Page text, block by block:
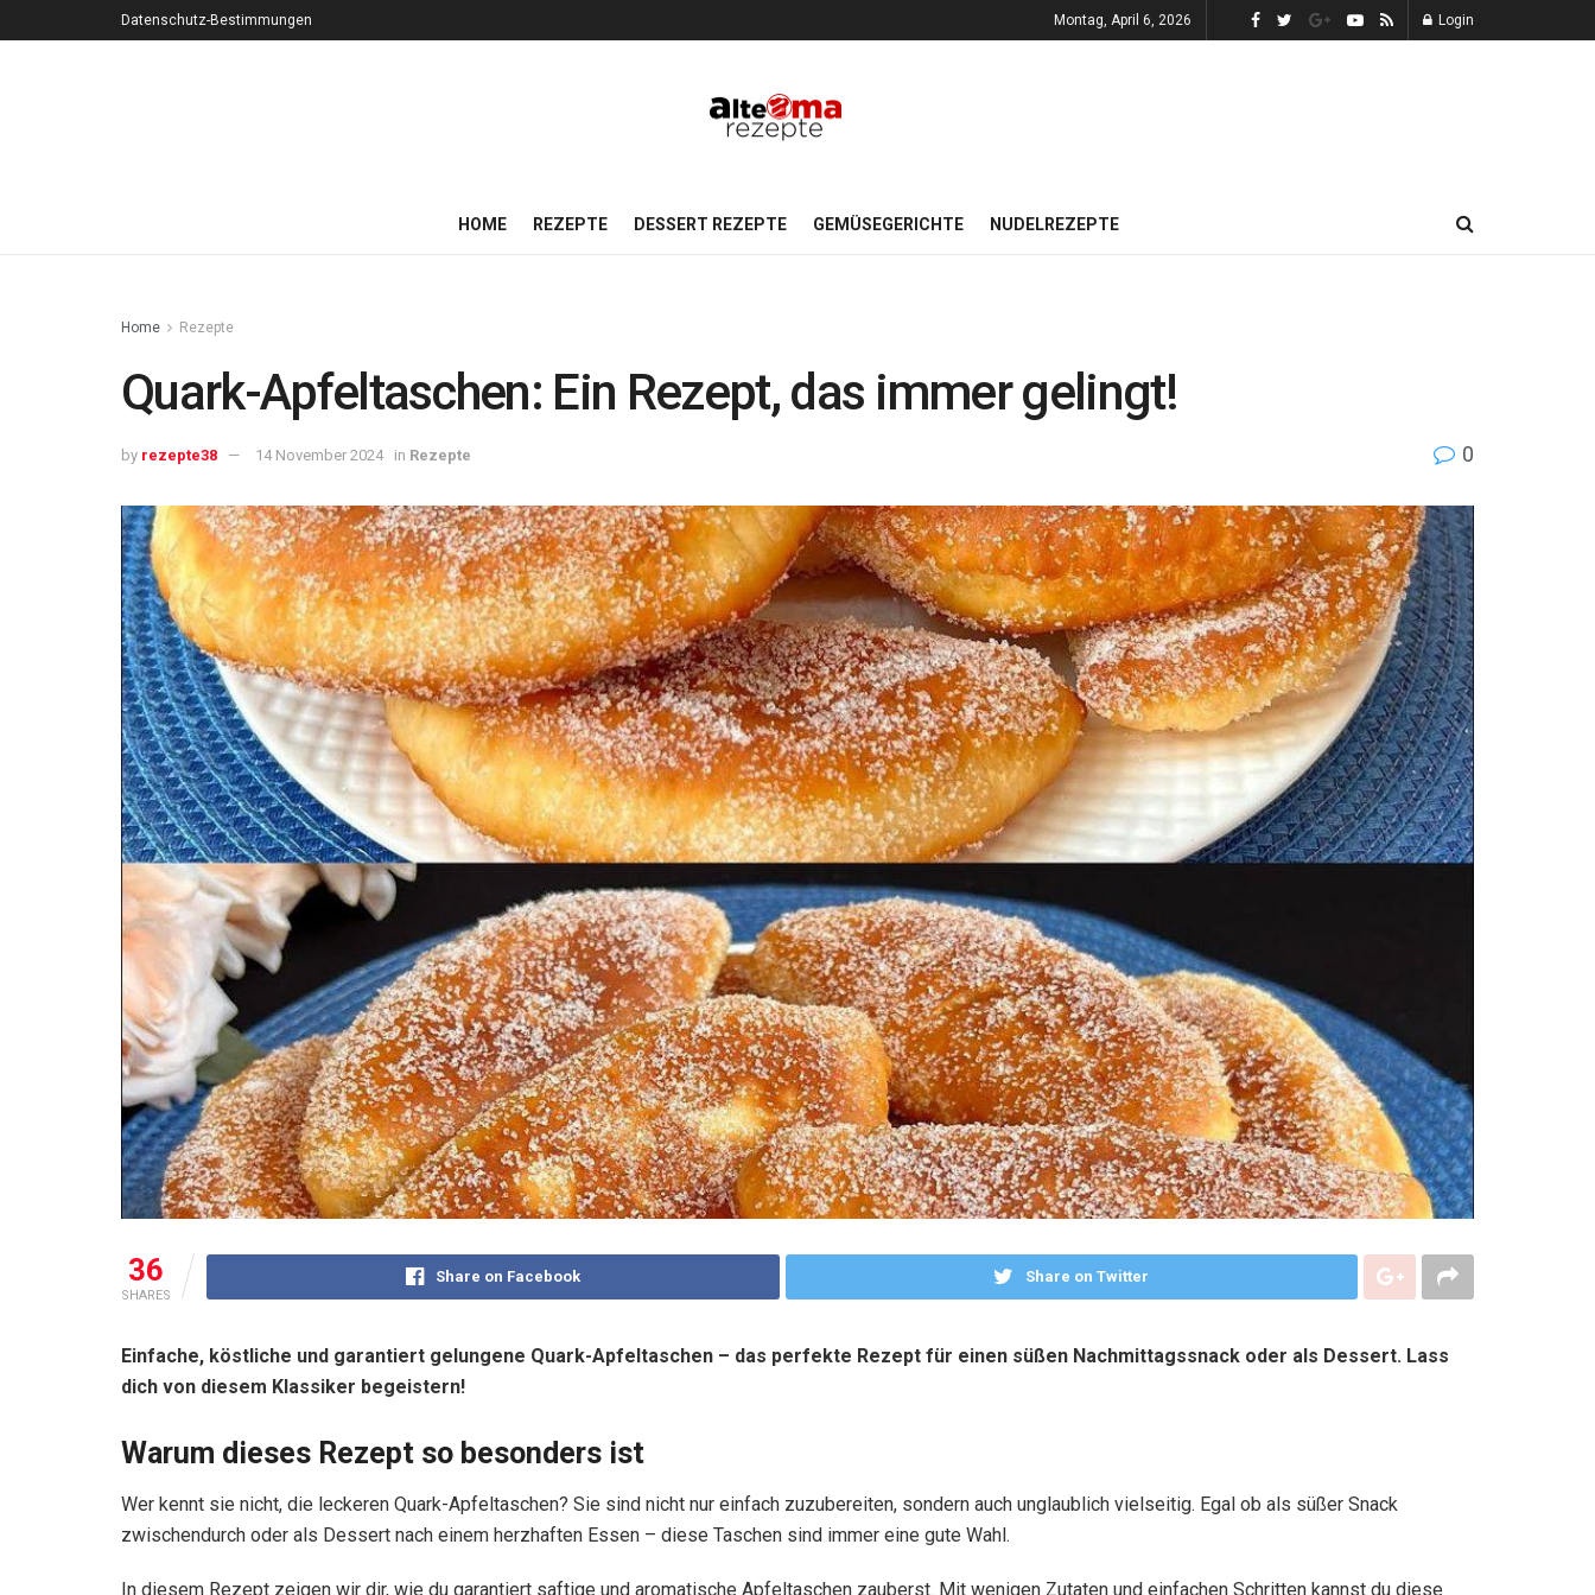
Datenschutz-Bestimmungen Montag, April 6, 2026 Login
HOME REZEPTE DESSERT REZEPTE GEMÜSEGERICHTE NUDELREZEPTE
Home Rezepte
Quark-Apfeltaschen: Ein Rezept, das immer gelingt!
by rezepte38 14 November 2024 in Rezepte 0
36
SHARES
Share on Facebook Share on Twitter
Einfache, köstliche und garantiert gelungene Quark-Apfeltaschen – das perfekte Rezept für einen süßen Nachmittagssnack oder als Dessert. Lass
dich von diesem Klassiker begeistern!
Warum dieses Rezept so besonders ist
Wer kennt sie nicht, die leckeren Quark-Apfeltaschen? Sie sind nicht nur einfach zuzubereiten, sondern auch unglaublich vielseitig. Egal ob als süßer Snack
zwischendurch oder als Dessert nach einem herzhaften Essen – diese Taschen sind immer eine gute Wahl.
In diesem Rezept zeigen wir dir, wie du garantiert saftige und aromatische Apfeltaschen zauberst. Mit wenigen Zutaten und einfachen Schritten kannst du diese